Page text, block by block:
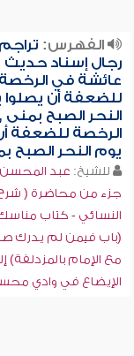
الفهرس: تراجم
رجال إسناد حديث
عائشة في الرخصة
للضعفة أن يصلوا
النحر الصبح بمنى ,
الرخصة للضعفة
يوم النحر الصبح
للشيخ: عبد المحسن
جزء من محاضرة (
النسائي - كتاب
(باب فيمن لم يدرك
مع الإمام بالمزدلفة)
الإيضاع في وادي